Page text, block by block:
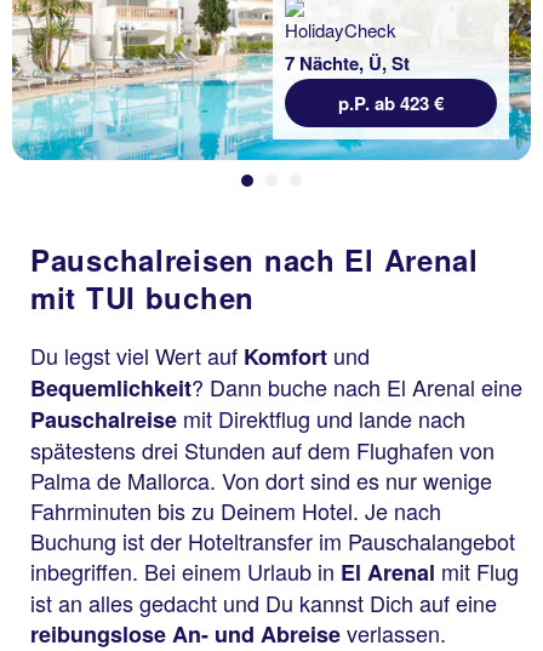
7 Nächte, Ü, St
p.P. ab 423 €
Pauschalreisen nach El Arenal
mit TUI buchen
Du legst viel Wert auf Komfort und
Bequemlichkeit? Dann buche nach El Arenal eine
Pauschalreise mit Direktflug und lande nach
spätestens drei Stunden auf dem Flughafen von
Palma de Mallorca. Von dort sind es nur wenige
Fahrminuten bis zu Deinem Hotel. Je nach
Buchung ist der Hoteltransfer im Pauschalangebot
inbegriffen. Bei einem Urlaub in El Arenal mit Flug
ist an alles gedacht und Du kannst Dich auf eine
reibungslose An- und Abreiseverlassen.